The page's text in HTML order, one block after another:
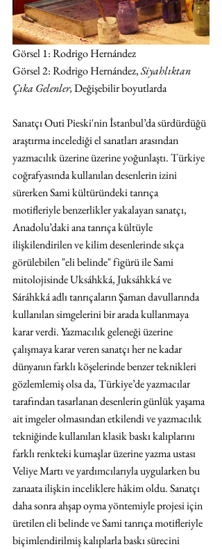
Görsel 1: Rodrigo Hernández
Görsel 2: Rodrigo Hernández, Siyahlıktan
Çıka Gelenler, Değişebilir boyutlarda
Sanatçı Outi Pieski'nin İstanbul’da sürdürdüğü
araştırma incelediği el sanatları arasından
yazmacılık üzerine üzerine yoğunlaştı. Türkiye
coğrafyasında kullanılan desenlerin izini
sürerken Sami kültüründeki tanrıça
motifleriyle benzerlikler yakalayan sanatçı,
Anadolu’daki ana tanrıça kültüyle
ilişkilendirilen ve kilim desenlerinde sıkça
görülebilen "eli belinde" figürü ile Sami
mitolojisinde Uksáhkká, Juksáhkká ve
Sáráhkká adlı tanrıçaların Şaman davullarında
kullanılan simgelerini bir arada kullanmaya
karar verdi. Yazmacılık geleneği üzerine
çalışmaya karar veren sanatçı her ne kadar
dünyanın farklı köşelerinde benzer teknikleri
gözlemlemiş olsa da, Türkiye’de yazmacılar
tarafından tasarlanan desenlerin günlük yaşama
ait imgeler olmasından etkilendi ve yazmacılık
tekniğinde kullanılan klasik baskı kalıplarını
farklı renkteki kumaşlar üzerine yazma ustası
Veliye Martı ve yardımcılarıyla uygularken bu
zanaata ilişkin inceliklere hâkim oldu. Sanatçı
daha sonra ahşap oyma yöntemiyle projesi için
üretilen eli belinde ve Sami tanrıça motifleriyle
biçimlendirilmiş kalıplarla baskı sürecini